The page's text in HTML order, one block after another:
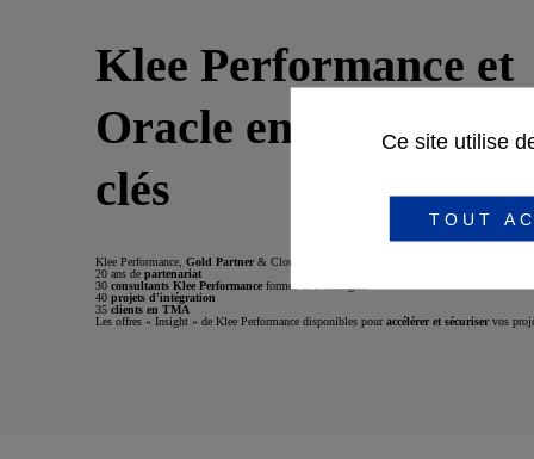
Klee Performance et
Oracle en quelques
clés
Klee Performance, Gold Partner& Cloud Excellence Implementer Program
20 ans de partenariat
30 consultants Klee Performance formés et 8 managers
40 projets d'intégration
35 clients en TMA
Les offres « Insight » de Klee Performance disponibles pouraccélérer et sécuriservos
Ce site utilise
TOUT